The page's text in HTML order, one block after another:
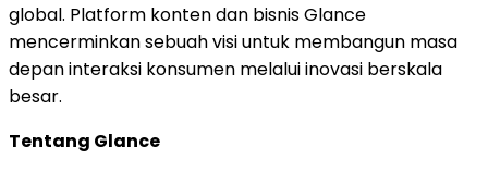
global. Platform konten dan bisnis Glance
mencerminkan sebuah visi untuk membangun masa
depan interaksi konsumen melalui inovasi berskala
besar.
Tentang Glance